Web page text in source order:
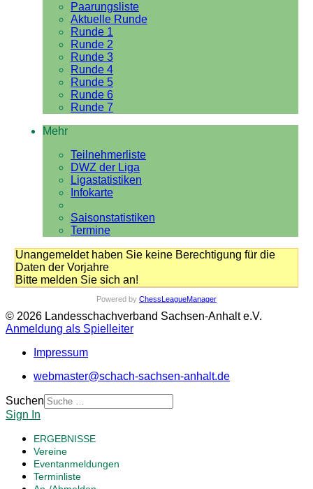
Paarungsliste
Aktuelle Runde
Runde 1
Runde 2
Runde 3
Runde 4
Runde 5
Runde 6
Runde 7
Mehr
Teilnehmerliste
DWZ der Liga
Ligastatistiken
Infokarte
Saisonstatistiken
Termine
Unangemeldet haben Sie keine Berechtigung für die
Daten der Vorjahre
Bitte melden Sie sich an!
Powered by ChessLeagueManager
© 2026 Landesschachverband Sachsen-Anhalt e.V.
Anmeldung als Spielleiter
Impressum
webmaster@schach-sachsen-anhalt.de
Suchen
Sign In
ERGEBNISSE
Vereine
Eventanmeldungen
Terminliste